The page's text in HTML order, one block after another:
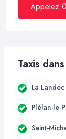
Appelez
Taxis
La Landec
Plélan-le-
Saint-